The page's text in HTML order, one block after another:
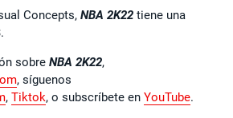
Concepts, NBA 2K22 tiene una
sobre NBA 2K22,
, síguenos
, Tiktok, o subscríbete en YouTube.